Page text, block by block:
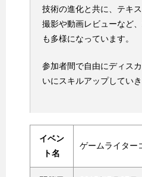
技術の進化と共に、テキ
撮影や動画レビューなど
も多様になっています。
参加者間で自由にディス
いにスキルアップしていき
イベン
ト名
ゲームライター